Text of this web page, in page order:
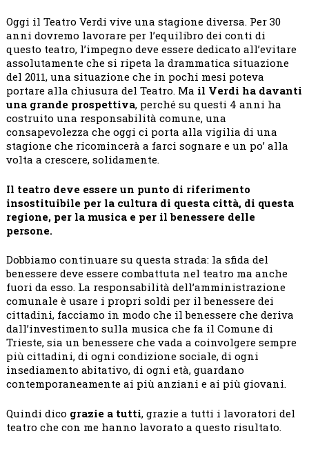
Oggi il Teatro Verdi vive una stagione diversa. Per 30
anni dovremo lavorare per l’equilibro dei conti di
questo teatro, l’impegno deve essere dedicato all’evitare
assolutamente che si ripeta la drammatica situazione
del 2011, una situazione che in pochi mesi poteva
portare alla chiusura del Teatro. Ma il Verdi ha davanti
una grande prospettiva, perché su questi 4 anni ha
costruito una responsabilità comune, una
consapevolezza che oggi ci porta alla vigilia di una
stagione che ricomincerà a farci sognare e un po’ alla
volta a crescere, solidamente.
Il teatro deve essere un punto di riferimento
insostituibile per la cultura di questa città, di questa
regione, per la musica e per il benessere delle
persone.
Dobbiamo continuare su questa strada: la sfida del
benessere deve essere combattuta nel teatro ma anche
fuori da esso. La responsabilità dell’amministrazione
comunale è usare i propri soldi per il benessere dei
cittadini, facciamo in modo che il benessere che deriva
dall’investimento sulla musica che fa il Comune di
Trieste, sia un benessere che vada a coinvolgere sempre
più cittadini, di ogni condizione sociale, di ogni
insediamento abitativo, di ogni età, guardano
contemporaneamente ai più anziani e ai più giovani.
Quindi dico grazie a tutti, grazie a tutti i lavoratori del
teatro che con me hanno lavorato a questo risultato.